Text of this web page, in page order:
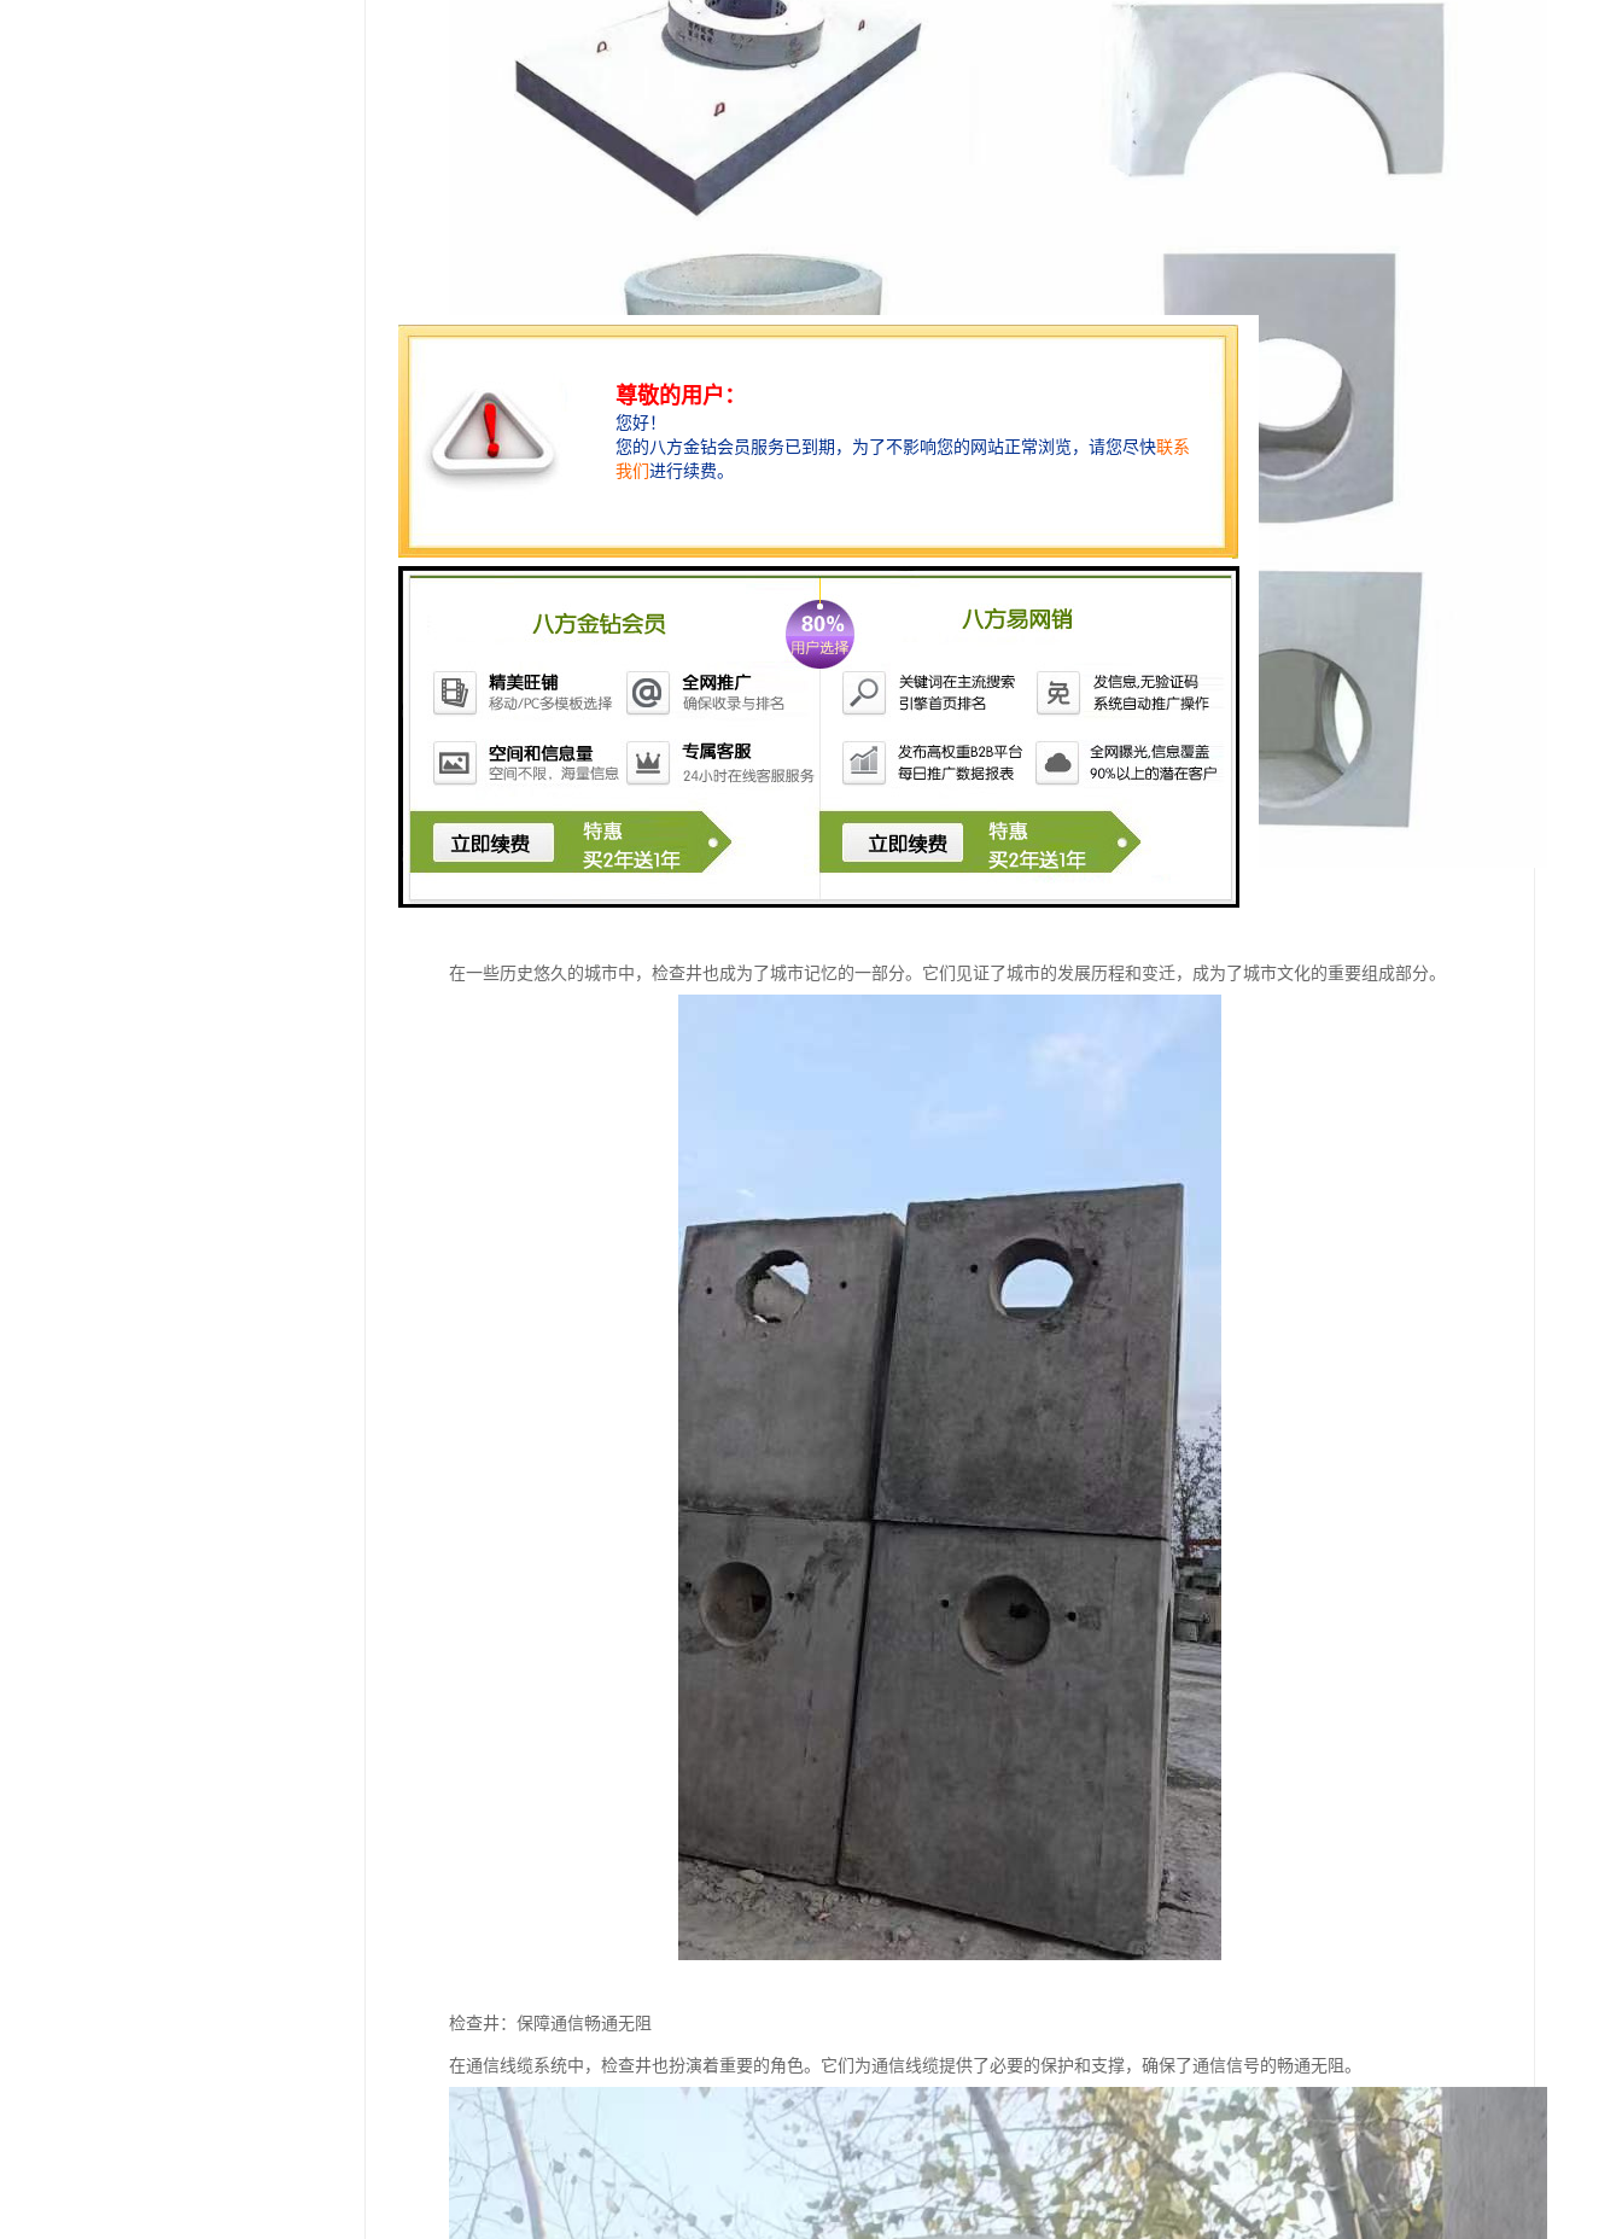
在一些历史悠久的城市中，检查井也成为了城市记忆的一部分。它们见证了城市的发展历程和变迁，成为了城市文化的重要组成部分。
检查井：保障通信畅通无阻
在通信线缆系统中，检查井也扮演着重要的角色。它们为通信线缆提供了必要的保护和支撑，确保了通信信号的畅通无阻。